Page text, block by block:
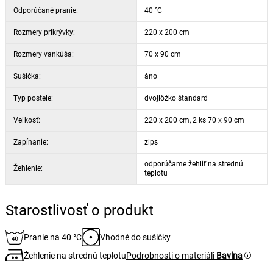
Odporúčané pranie: 40 °C
Rozmery prikrývky: 220 x 200 cm
Rozmery vankúša: 70 x 90 cm
Sušička: áno
Typ postele: dvojlôžko štandard
Veľkosť: 220 x 200 cm, 2 ks 70 x 90 cm
Zapínanie: zips
Žehlenie:
odporúčame žehliť na strednú
teplotu
Starostlivosť o produkt
Pranie na 40 °C
Vhodné do sušičky
Žehlenie na strednú teplotuPodrobnosti o materiáli Bavlna